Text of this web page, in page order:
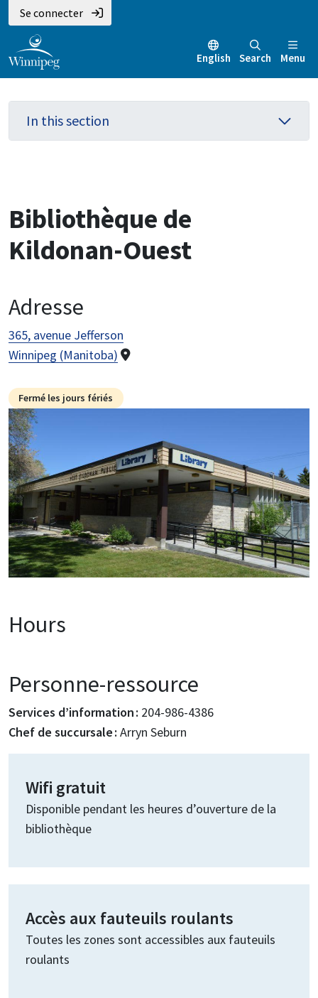
Aller
au
contenu
principal
Skip
to
main
menu
Skip
to
footer
Se connecter
English Search Menu
In this section
Bibliothèque de
Kildonan-Ouest
Adresse
365, avenue Jefferson
Winnipeg (Manitoba)
Fermé les jours fériés
Image
Hours
Personne-ressource
Services d’information : 204-986-4386
Chef de succursale : Arryn Seburn
Wifi gratuit
Disponible pendant les heures d’ouverture de la
bibliothèque
Accès aux fauteuils roulants
Toutes les zones sont accessibles aux fauteuils
roulants